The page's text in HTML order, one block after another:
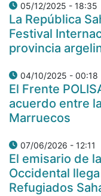
05/12/2025 - 18:35
La República
Festival
provincia
04/10/2025 - 00:18
El Frente
acuerdo entre
Marruecos
07/06/2026 - 12:11
El emisario de
Occidental
Refugiados